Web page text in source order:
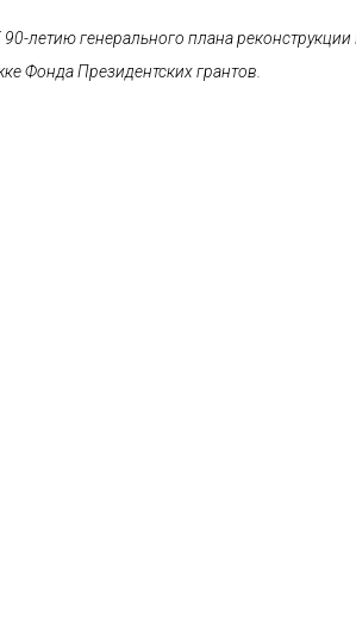
летию генерального плана
Фонда Президентских грантов.